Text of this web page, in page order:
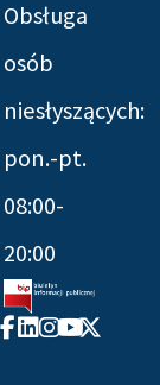
Obsługa
osób
niesłyszących:
pon.-pt.
08:00-
20:00
Facebook-
f
Linkedin
Instagram
Youtube
X-